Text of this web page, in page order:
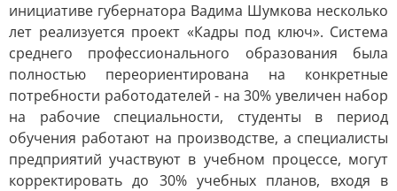
инициативе губернатора Вадима Шумкова несколько
лет реализуется проект «Кадры под ключ». Система
среднего профессионального образования была
полностью переориентирована на конкретные
потребности работодателей - на 30% увеличен набор
на рабочие специальности, студенты в период
обучения работают на производстве, а специалисты
предприятий участвуют в учебном процессе, могут
корректировать до 30% учебных планов, входя в